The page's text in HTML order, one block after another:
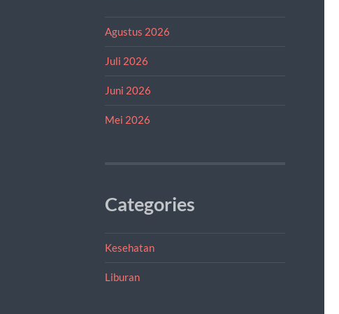
Agustus 2026
Juli 2026
Juni 2026
Mei 2026
Categories
Kesehatan
Liburan